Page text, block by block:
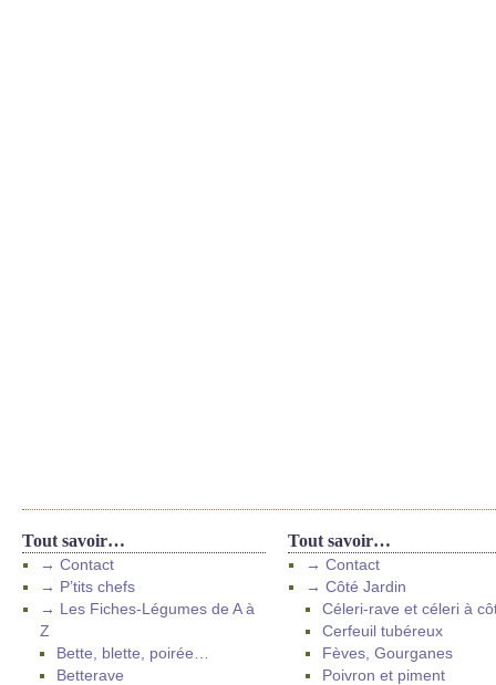
Tout savoir…
→ Contact
→ P’tits chefs
→ Les Fiches-Légumes de A à
Z
Bette, blette, poirée…
Betterave
Tout savoir…
→ Contact
→ Côté Jardin
Céleri-rave et céleri à
Cerfeuil tubéreux
Fèves, Gourganes
Poivron et piment